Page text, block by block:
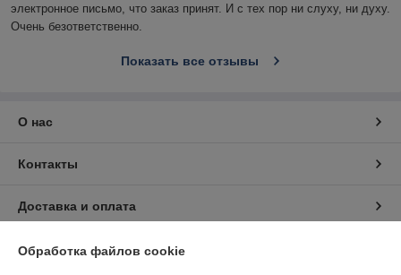
электронное письмо, что заказ принят. И с тех пор ни слуху, ни духу.
Очень безответственно.
Показать все отзывы
О нас
Контакты
Доставка и оплата
График работы
Обработка файлов cookie